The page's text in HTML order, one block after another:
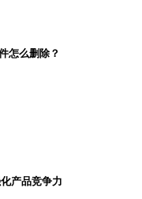
怎么删除？
产品竞争力